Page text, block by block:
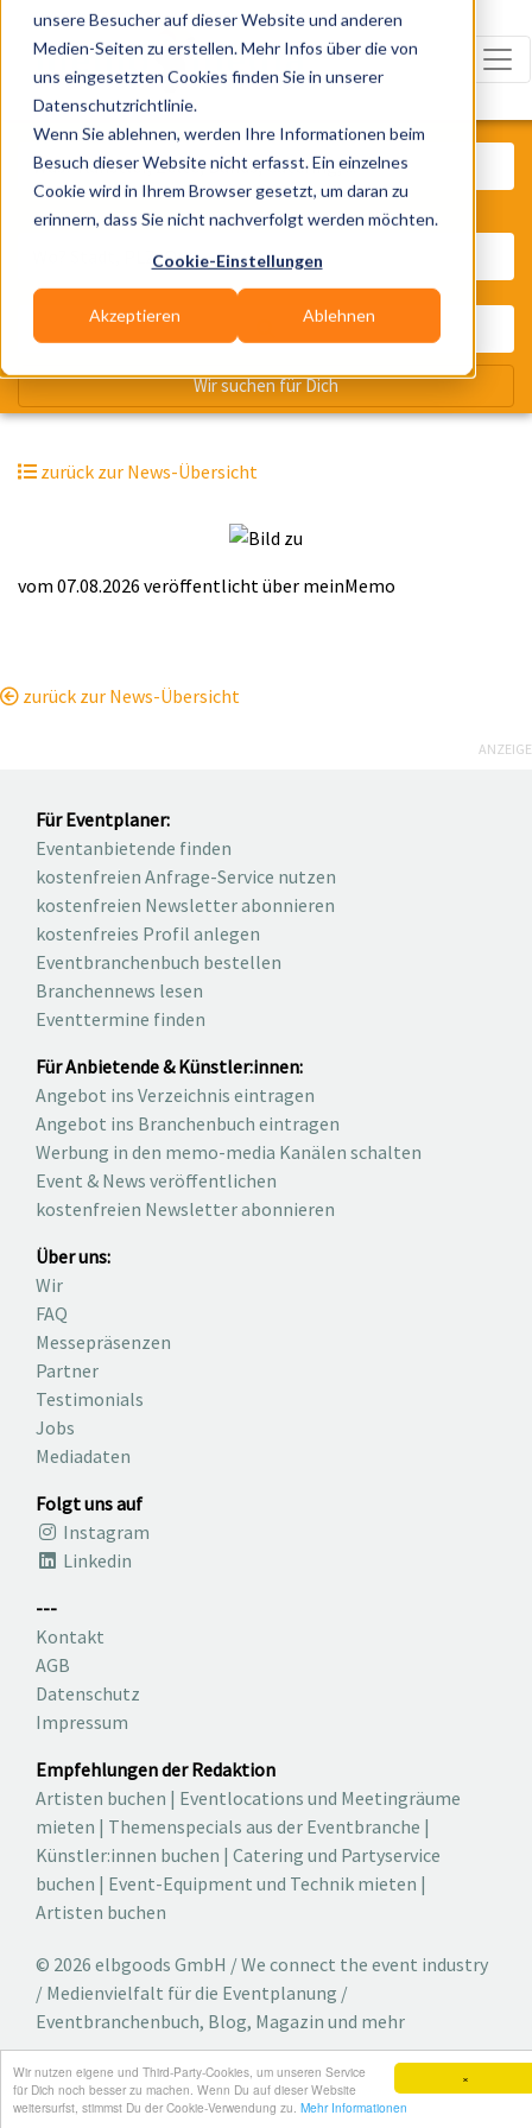
×
Wir nutzen eigene und Third-Party-Cookies, um unseren Service
für Dich noch besser zu machen. Wenn Du auf dieser Website
weitersurfst, stimmst Du der Cookie-Verwendung zu. Mehr Informationen
unsere Besucher auf dieser Website und anderen
Medien-Seiten zu erstellen. Mehr Infos über die von
uns eingesetzten Cookies finden Sie in unserer
Datenschutzrichtlinie.
Wenn Sie ablehnen, werden Ihre Informationen beim
Besuch dieser Website nicht erfasst. Ein einzelnes
Cookie wird in Ihrem Browser gesetzt, um daran zu
erinnern, dass Sie nicht nachverfolgt werden möchten.
Cookie-Einstellungen
Akzeptieren Ablehnen
zurück zur News-Übersicht
vom 07.08.2026 veröffentlicht über meinMemo
zurück zur News-Übersicht
Was? Künstler, Zelte, Bands,
Wo? Stadt, PLZ, Ort
Wir suchen für Dich
ANZEIGE
Für Eventplaner:
Eventanbietende finden
kostenfreien Anfrage-Service nutzen
kostenfreien Newsletter abonnieren
kostenfreies Profil anlegen
Eventbranchenbuch bestellen
Branchennews lesen
Eventtermine finden
Für Anbietende & Künstler:innen:
Angebot ins Verzeichnis eintragen
Angebot ins Branchenbuch eintragen
Werbung in den memo-media Kanälen schalten
Event & News veröffentlichen
kostenfreien Newsletter abonnieren
Über uns:
Wir
FAQ
Messepräsenzen
Partner
Testimonials
Jobs
Mediadaten
Folgt uns auf
Instagram
Linkedin
---
Kontakt
AGB
Datenschutz
Impressum
Empfehlungen der Redaktion
Artisten buchen | Eventlocations und Meetingräume
mieten | Themenspecials aus der Eventbranche |
Künstler:innen buchen | Catering und Partyservice
buchen | Event-Equipment und Technik mieten |
Artisten buchen
© 2026 elbgoods GmbH / We connect the event industry
/ Medienvielfalt für die Eventplanung /
Eventbranchenbuch, Blog, Magazin und mehr